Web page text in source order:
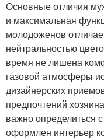
Основные отличия
и максимальная
молодоженов
нейтральностью
время не лишена
газовой атмосферы
дизайнерских
предпочтений
важно определиться
оформлен интерьер